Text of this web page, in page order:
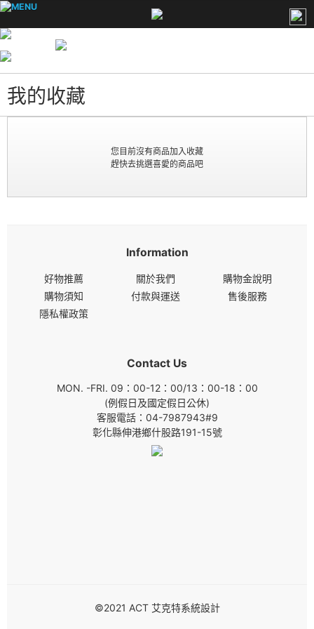
我的收藏
您目前沒有商品加入收藏
趕快去挑選喜愛的商品吧
Information
好物推薦 關於我們
購物金說明
購物須知
付款與運送
售後服務
隱私權政策
Contact Us
MON. -FRI. 09：00-12：00/13：00-18：00
(例假日及國定假日公休)
客服電話：04-7987943#9
彰化縣伸港鄉什股路191-15號
©2021 ACT 艾克特系統設計